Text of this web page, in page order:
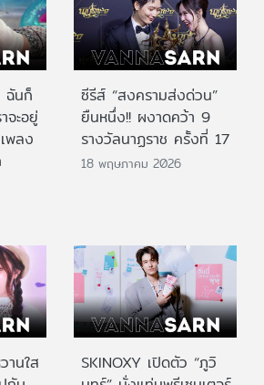
ฉันก็
จะอยู่
พลง
ซีรีส์ “สงครามส่งด่วน”
ยืนหนึ่ง!! ผงาดคว้า 9
รางวัลนาฏราช ครั้งที่ 17
18 พฤษภาคม 2026
านใส
SKINOXY เปิดตัว “ภูวิ